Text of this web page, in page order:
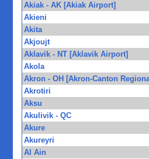
Akiak - AK [Akiak Airport]
Akieni
Akita
Akjoujt
Aklavik - NT [Aklavik Airport]
Akola
Akron - OH [Akron-Canton
Akrotiri
Aksu
Akulivik - QC
Akure
Akureyri
Al Ain